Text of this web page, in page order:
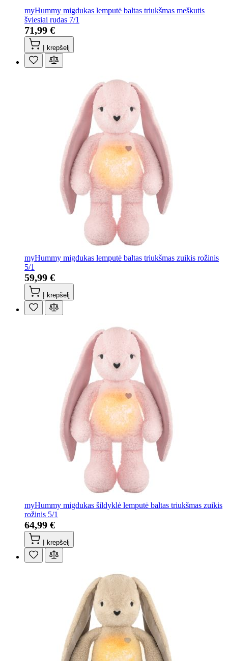
myHummy migdukas lemputė baltas triukšmas meškutis
šviesiai rudas 7/1
71,99 €
Į krepšelį
myHummy migdukas lemputė baltas triukšmas zuikis rožinis
5/1
59,99 €
Į krepšelį
myHummy migdukas šildyklė lemputė baltas triukšmas zuikis
rožinis 5/1
64,99 €
Į krepšelį